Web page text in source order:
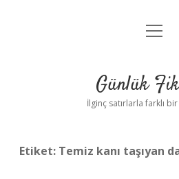
Anasayfa
Yasal
menüyü
Günlük
İlginç satırlarla farklı bir
Etiket: Temiz kanı taşıyan